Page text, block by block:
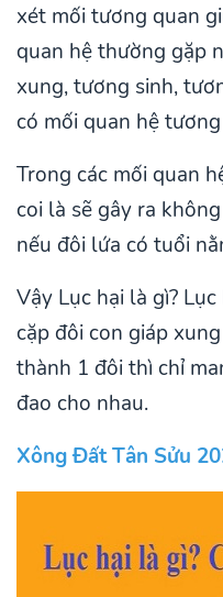
xét mối tương quan
quan hệ thường gặp
xung, tương sinh,
có mối quan hệ
Trong các mối quan
coi là sẽ gây ra
nếu đôi lứa có tuổi
Vậy Lục hại là gì?
cặp đôi con giáp
thành 1 đôi thì chỉ
đao cho nhau.
Xông Đất Tân Sửu